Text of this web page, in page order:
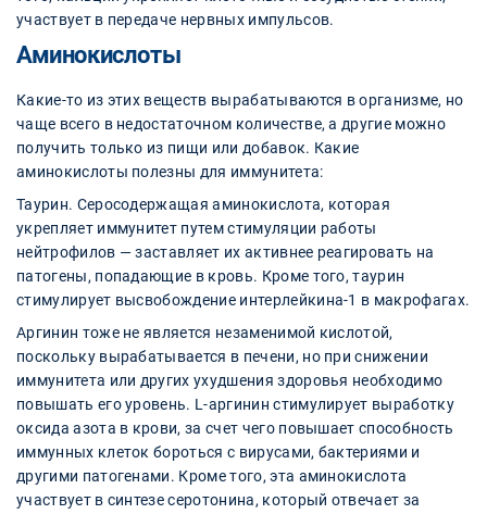
участвует в передаче нервных импульсов.
Аминокислоты
Какие-то из этих веществ вырабатываются в организме, но
чаще всего в недостаточном количестве, а другие можно
получить только из пищи или добавок. Какие
аминокислоты полезны для иммунитета:
Таурин. Серосодержащая аминокислота, которая
укрепляет иммунитет путем стимуляции работы
нейтрофилов — заставляет их активнее реагировать на
патогены, попадающие в кровь. Кроме того, таурин
стимулирует высвобождение интерлейкина-1 в макрофагах.
Аргинин тоже не является незаменимой кислотой,
поскольку вырабатывается в печени, но при снижении
иммунитета или других ухудшения здоровья необходимо
повышать его уровень. L-аргинин стимулирует выработку
оксида азота в крови, за счет чего повышает способность
иммунных клеток бороться с вирусами, бактериями и
другими патогенами. Кроме того, эта аминокислота
участвует в синтезе серотонина, который отвечает за